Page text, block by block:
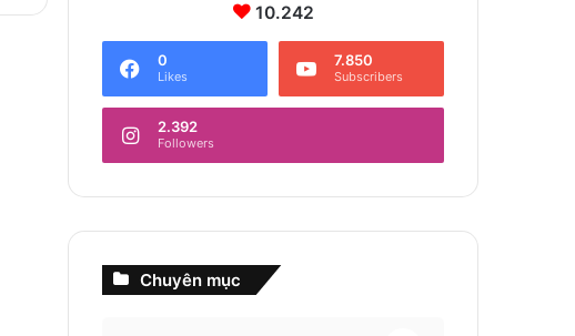
10.242
0
Likes
7.850
Subscribers
2.392
Followers
Chuyên mục